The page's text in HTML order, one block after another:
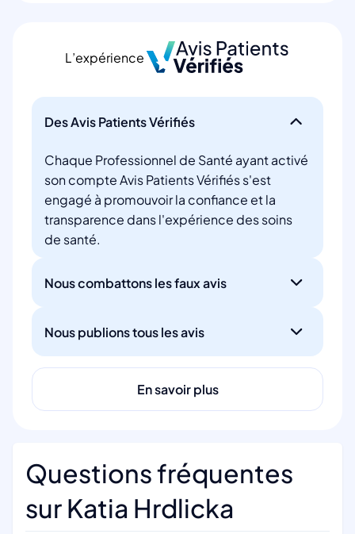
L’expérience
Des Avis Patients Vérifiés
Chaque Professionnel de Santé ayant activé
son compte Avis Patients Vérifiés s'est
engagé à promouvoir la confiance et la
transparence dans l'expérience des soins
de santé.
Nous combattons les faux avis
Nous publions tous les avis
En savoir plus
Questions fréquentes
sur Katia Hrdlicka